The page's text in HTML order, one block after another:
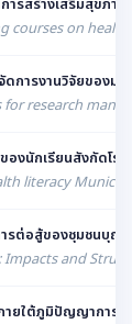
ารสร้างเสริมสุข
courses on
การงานวิจัยของมห
research
นักเรียนสังกัดโรง
literacy
ต่อสู้ของชุมชนบุญเ
and
ยใต้ภูมิปัญญาการ